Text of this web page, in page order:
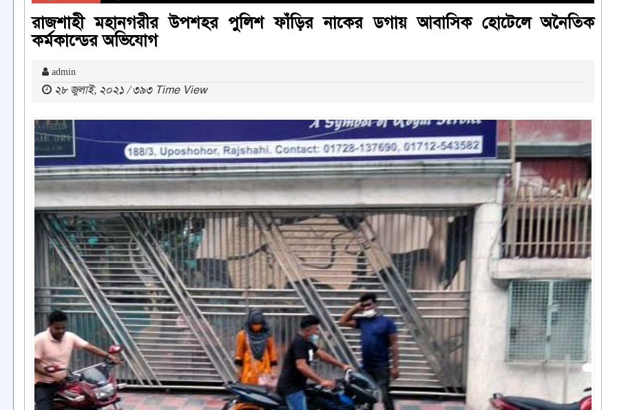
রাজশাহী মহানগরীর উপশহর পুলিশ ফাঁড়ির নাকের ডগায় আবাসিক হোটেলে অনৈতিক
কর্মকান্ডের অভিযোগ
admin
২৮ জুলাই, ২০২১ / ৩৯৩ Time View